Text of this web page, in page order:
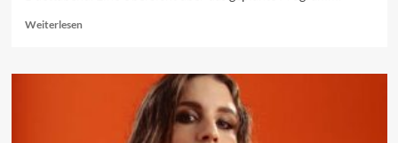
WeiterlesenRead
Vorschau